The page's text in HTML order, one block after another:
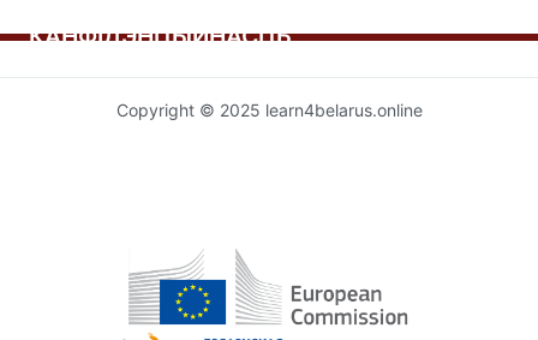
КАНФІДЭНЦЫЙНАСЦЬ
Copyright © 2025 learn4belarus.online